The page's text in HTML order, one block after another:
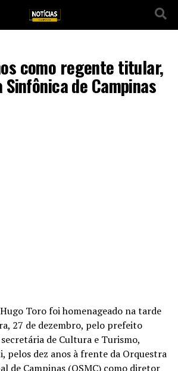
como regente titular,
Sinfônica de Campinas
Toro foi homenageado na tarde
27 de dezembro, pelo prefeito
de Cultura e Turismo,
pelos dez anos à frente da Orquestra
de Campinas (OSMC) como diretor